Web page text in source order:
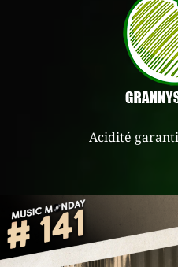
Acidité